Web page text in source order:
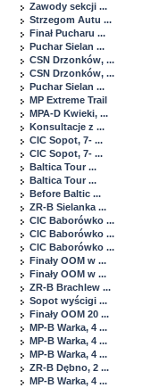
Zawody sekcji ...
Strzegom Autu ...
Finał Pucharu ...
Puchar Sielan ...
CSN Drzonków, ...
CSN Drzonków, ...
Puchar Sielan ...
MP Extreme Trail
MPA-D Kwieki, ...
Konsultacje z ...
CIC Sopot, 7- ...
CIC Sopot, 7- ...
Baltica Tour ...
Baltica Tour ...
Before Baltic ...
ZR-B Sielanka ...
CIC Baborówko ...
CIC Baborówko ...
CIC Baborówko ...
Finały OOM w ...
Finały OOM w ...
ZR-B Brachlew ...
Sopot wyścigi ...
Finały OOM 20 ...
MP-B Warka, 4 ...
MP-B Warka, 4 ...
MP-B Warka, 4 ...
ZR-B Dębno, 2 ...
MP-B Warka, 4 ...